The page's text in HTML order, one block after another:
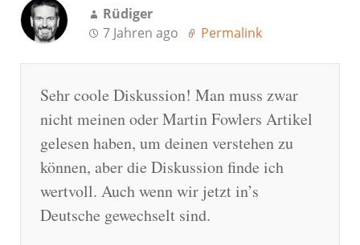
Rüdiger
7 Jahren ago
Permalink
Sehr coole Diskussion! Man muss zwar
nicht meinen oder Martin Fowlers Artikel
gelesen haben, um deinen verstehen zu
können, aber die Diskussion finde ich
wertvoll. Auch wenn wir jetzt in’s
Deutsche gewechselt sind.